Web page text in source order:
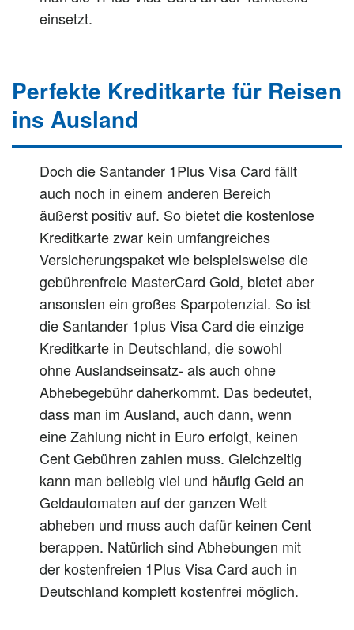
einsetzt.
Perfekte Kreditkarte für Reisen
ins Ausland
Doch die Santander 1Plus Visa Card fällt
auch noch in einem anderen Bereich
äußerst positiv auf. So bietet die kostenlose
Kreditkarte zwar kein umfangreiches
Versicherungspaket wie beispielsweise die
gebührenfreie MasterCard Gold, bietet aber
ansonsten ein großes Sparpotenzial. So ist
die Santander 1plus Visa Card die einzige
Kreditkarte in Deutschland, die sowohl
ohne Auslandseinsatz- als auch ohne
Abhebegebühr daherkommt. Das bedeutet,
dass man im Ausland, auch dann, wenn
eine Zahlung nicht in Euro erfolgt, keinen
Cent Gebühren zahlen muss. Gleichzeitig
kann man beliebig viel und häufig Geld an
Geldautomaten auf der ganzen Welt
abheben und muss auch dafür keinen Cent
berappen. Natürlich sind Abhebungen mit
der kostenfreien 1Plus Visa Card auch in
Deutschland komplett kostenfrei möglich.